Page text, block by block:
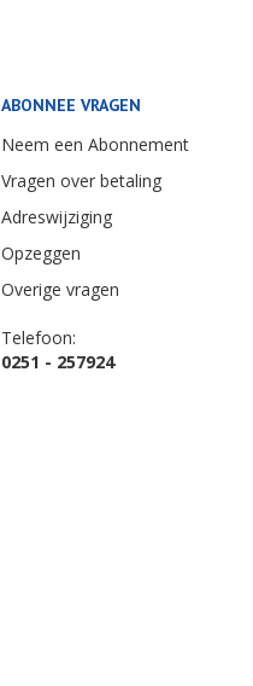
ABONNEE VRAGEN
Neem een Abonnement
Vragen over betaling
Adreswijziging
Opzeggen
Overige vragen
Telefoon:
0251 - 257924